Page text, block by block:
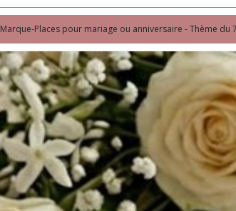
Marque-Places pour mariage ou anniversaire - Thème du